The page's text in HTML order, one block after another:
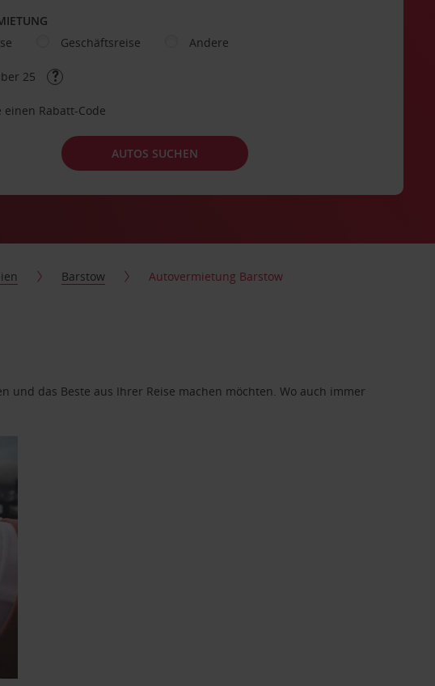
Geschäftsreise Andere
25
einen Rabatt-Code
AUTOS SUCHEN
Barstow Autovermietung Barstow
und das Beste aus Ihrer Reise machen möchten. Wo auch immer